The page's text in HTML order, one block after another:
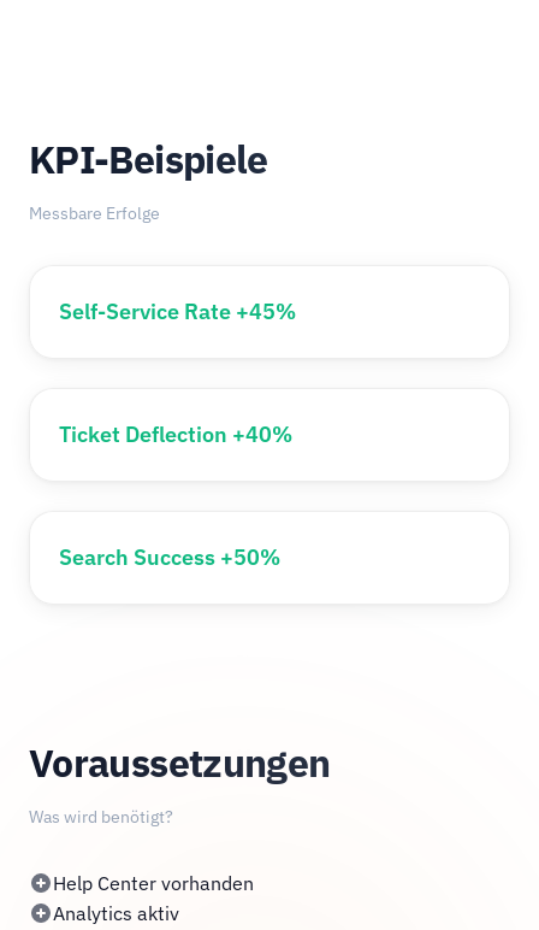
KPI-Beispiele
Messbare Erfolge
Self-Service Rate +45%
Ticket Deflection +40%
Search Success +50%
Voraussetzungen
Was wird benötigt?
Help Center vorhanden
Analytics aktiv